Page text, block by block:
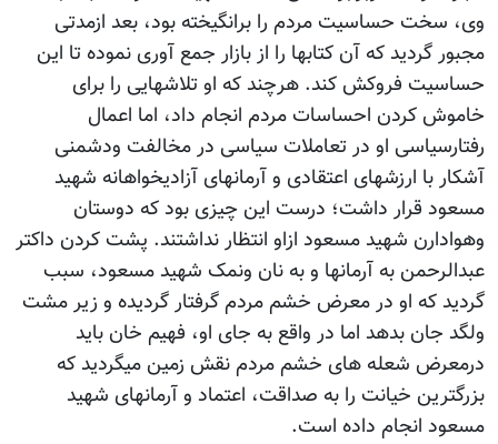
وی، سخت حساسیت مردم را برانگیخته بود، بعد ازمدتی
مجبور گردید که آن کتابها را از بازار جمع آوری نموده تا این
حساسیت فروکش کند. هرچند که او تلاشهایی را برای
خاموش کردن احساسات مردم انجام داد، اما اعمال
رفتارسیاسی او در تعاملات سیاسی در مخالفت ودشمنی
آشکار با ارزشهای اعتقادی و آرمانهای آزادیخواهانه شهید
مسعود قرار داشت؛ درست این چیزی بود که دوستان
وهوادارن شهید مسعود ازاو انتظار نداشتند. پشت کردن داکتر
عبدالرحمن به آرمانها و به نان ونمک شهید مسعود، سبب
گردید که او در معرض خشم مردم گرفتار گردیده و زیر مشت
ولگد جان بدهد اما در واقع به جای او، فهیم خان باید
درمعرض شعله های خشم مردم نقش زمین میگردید که
بزرگترین خیانت را به صداقت، اعتماد و آرمانهای شهید
مسعود انجام داده است.